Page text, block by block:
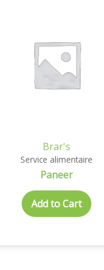
Brar's
Service alimentaire
Paneer
Add to Cart